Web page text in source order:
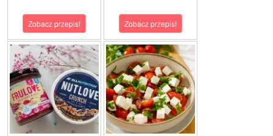
Zobacz przepis! Zobacz przepis!